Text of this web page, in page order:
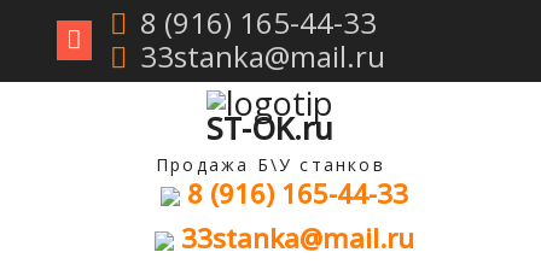
Перейти
8 (916) 165-44-33
33stanka@mail.ru
ST-OK.ru
Продажа Б\У станков
8 (916) 165-44-33
33stanka@mail.ru